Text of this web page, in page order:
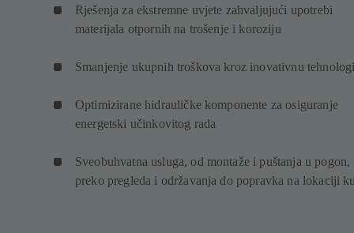
Rješenja za ekstremne uvjete zahvaljujući upotrebi
materijala otpornih na trošenje i koroziju
Smanjenje ukupnih troškova kroz inovativnu
Optimizirane hidrauličke komponente za osiguranje
energetski učinkovitog rada
Sveobuhvatna usluga, od montaže i puštanja u pogon,
preko pregleda i održavanja do popravka na lokaciji